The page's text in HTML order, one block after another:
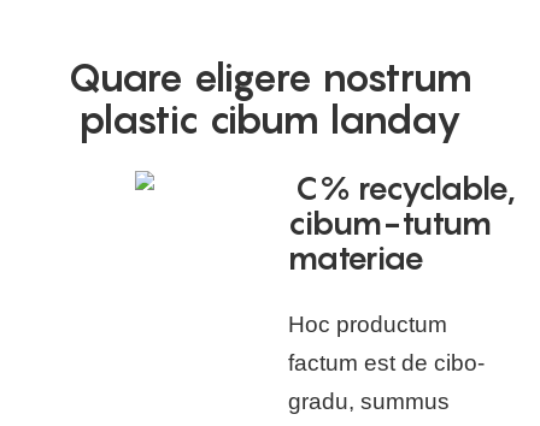
Quare eligere nostrum
plastic cibum landay
C% recyclable,
cibum-tutum
materiae
Hoc productum
factum est de cibo-
gradu, summus